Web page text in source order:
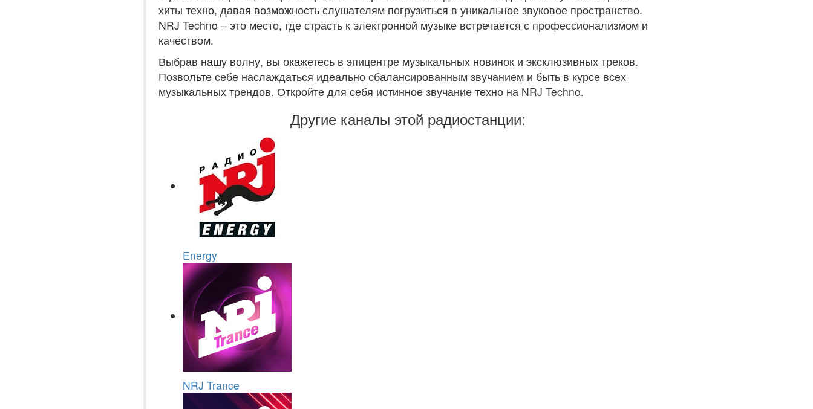
хиты техно, давая возможность слушателям погрузиться в уникальное звуковое пространство.
NRJ Techno – это место, где страсть к электронной музыке встречается с профессионализмом и
качеством.
Выбрав нашу волну, вы окажетесь в эпицентре музыкальных новинок и эксклюзивных треков.
Позвольте себе наслаждаться идеально сбалансированным звучанием и быть в курсе всех
музыкальных трендов. Откройте для себя истинное звучание техно на NRJ Techno.
Другие каналы этой радиостанции:
Energy
NRJ Trance